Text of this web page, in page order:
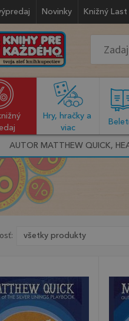
Novinky Knižný
Hry, hračky a
viac
AUTOR MATTHEW QUICK,